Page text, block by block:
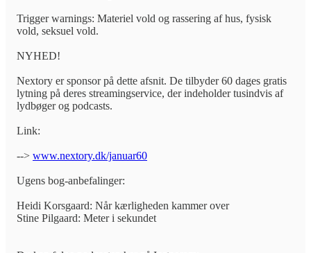
Trigger warnings: Materiel vold og rassering af hus, fysisk
vold, seksuel vold.
NYHED!
Nextory er sponsor på dette afsnit. De tilbyder 60 dages gratis
lytning på deres streamingservice, der indeholder tusindvis af
lydbøger og podcasts.
Link:
--> www.nextory.dk/januar60
Ugens bog-anbefalinger:
Heidi Korsgaard: Når kærligheden kammer over
Stine Pilgaard: Meter i sekundet